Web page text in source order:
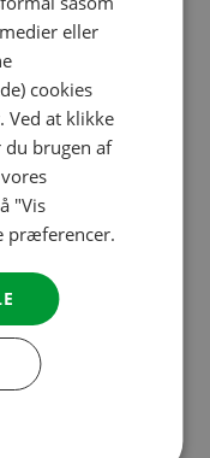
Gem dine
og modtag
1
rápido y
y listo en solo
om
GERMAN
DANISH
SPANISH
eller
cookies
Ved at klikke
du brugen af
"Vis
præferencer.